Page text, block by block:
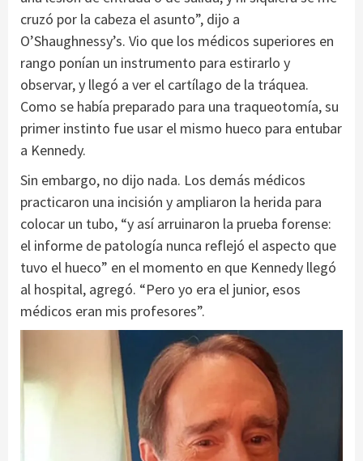
cruzó por la cabeza el asunto”, dijo a
O’Shaughnessy’s. Vio que los médicos superiores en
rango ponían un instrumento para estirarlo y
observar, y llegó a ver el cartílago de la tráquea.
Como se había preparado para una traqueotomía, su
primer instinto fue usar el mismo hueco para entubar
a Kennedy.
Sin embargo, no dijo nada. Los demás médicos
practicaron una incisión y ampliaron la herida para
colocar un tubo, “y así arruinaron la prueba forense:
el informe de patología nunca reflejó el aspecto que
tuvo el hueco” en el momento en que Kennedy llegó
al hospital, agregó. “Pero yo era el junior, esos
médicos eran mis profesores”.